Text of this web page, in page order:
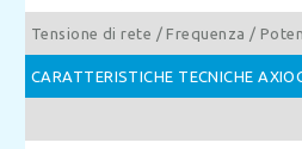
Tensione di rete / Frequenza /
CARATTERISTICHE TECNICHE